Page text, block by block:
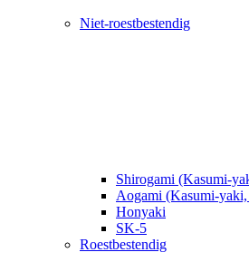
Niet-roestbestendig
Shirogami (Kasumi-
Aogami (Kasumi-yaki,
Honyaki
SK-5
Roestbestendig